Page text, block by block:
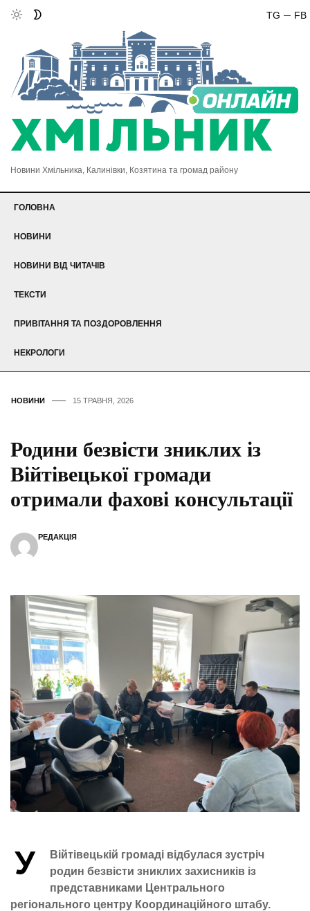
FB
TG
Новини Хмільника, Калинівки, Козятина та громад району
ГОЛОВНА
НОВИНИ
НОВИНИ ВІД ЧИТАЧІВ
ТЕКСТИ
ПРИВІТАННЯ ТА ПОЗДОРОВЛЕННЯ
НЕКРОЛОГИ
НОВИНИ 15 ТРАВНЯ, 2026
Родини безвісти зниклих із
Війтівецької громади
отримали фахові консультації
РЕДАКЦІЯ
У
Війтівецькій громаді відбулася зустріч
родин безвісти зниклих захисників із
представниками Центрального
регіонального центру Координаційного штабу.